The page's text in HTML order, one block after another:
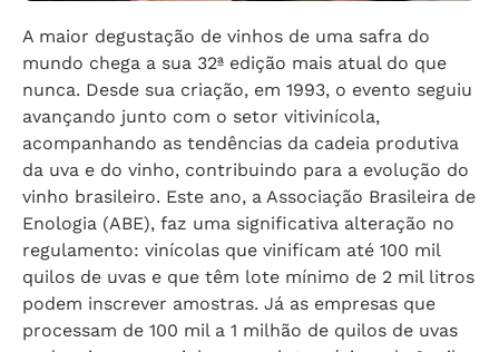
A maior degustação de vinhos de uma safra do
mundo chega a sua 32ª edição mais atual do que
nunca. Desde sua criação, em 1993, o evento seguiu
avançando junto com o setor vitivinícola,
acompanhando as tendências da cadeia produtiva
da uva e do vinho, contribuindo para a evolução do
vinho brasileiro. Este ano, a Associação Brasileira de
Enologia (ABE), faz uma significativa alteração no
regulamento: vinícolas que vinificam até 100 mil
quilos de uvas e que têm lote mínimo de 2 mil litros
podem inscrever amostras. Já as empresas que
processam de 100 mil a 1 milhão de quilos de uvas